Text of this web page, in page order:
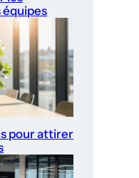
équipes
pour attirer